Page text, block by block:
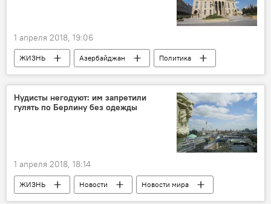
1 апреля 2018, 19:06
ЖИЗНЬ Азербайджан
Политика
Новости
Избирательные участки
голосование
выборы
Президентские выборы
Нудисты негодуют: им запретили
гулять по Берлину без одежды
1 апреля 2018, 18:14
ЖИЗНЬ Новости
Новости мира